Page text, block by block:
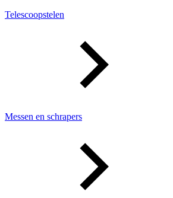
Telescoopstelen
Messen en schrapers